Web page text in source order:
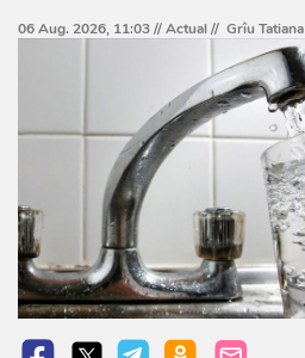
06 Aug. 2026, 11:03 //Actual// Grîu Tatiana